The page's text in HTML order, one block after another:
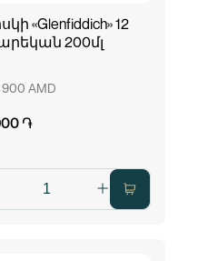
«Glenfiddich» 12
200մլ
900 AMD
֏